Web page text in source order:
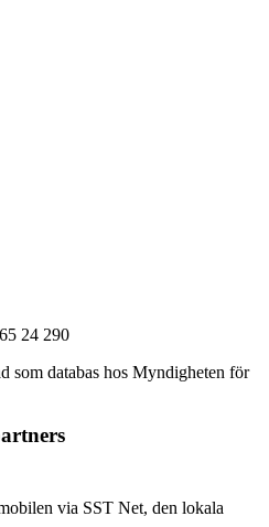
24 290
som databas hos Myndigheten för
via SST Net, den lokala